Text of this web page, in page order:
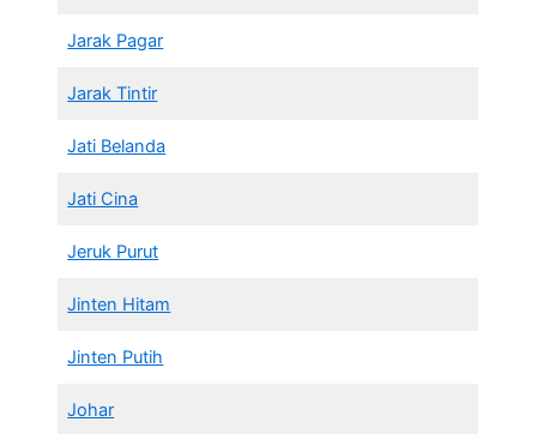
Jarak Pagar
Jarak Tintir
Jati Belanda
Jati Cina
Jeruk Purut
Jinten Hitam
Jinten Putih
Johar